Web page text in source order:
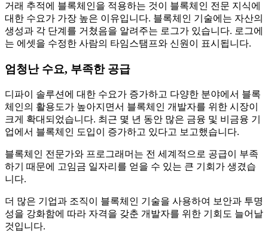
거래 추적에 블록체인을 적용하는 것이 블록체인 전문 지식에
대한 수요가 가장 높은 이유입니다. 블록체인 기술에는 자산의
생성과 각 단계를 거쳤음을 알려주는 로그가 있습니다. 로그에
는 에셋을 수정한 사람의 타임스탬프와 신원이 표시됩니다.
엄청난 수요, 부족한 공급
디파이 솔루션에 대한 수요가 증가하고 다양한 분야에서 블록
체인의 활용도가 높아지면서 블록체인 개발자를 위한 시장이
크게 확대되었습니다. 최근 몇 년 동안 많은 금융 및 비금융 기
업에서 블록체인 도입이 증가하고 있다고 보고했습니다.
블록체인 전문가와 프로그래머는 전 세계적으로 공급이 부족
하기 때문에 고임금 일자리를 얻을 수 있는 큰 기회가 생겼습
니다.
더 많은 기업과 조직이 블록체인 기술을 사용하여 보안과 투명
성을 강화함에 따라 자격을 갖춘 개발자를 위한 기회도 늘어날
것입니다.